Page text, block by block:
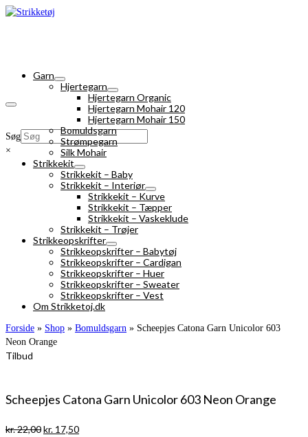
Søg
×
Garn
Hjertegarn
Hjertegarn Organic
Hjertegarn Mohair 120
Hjertegarn Mohair 150
Bomuldsgarn
Strømpegarn
Silk Mohair
Strikkekit
Strikkekit – Baby
Strikkekit – Interiør
Strikkekit – Kurve
Strikkekit – Tæpper
Strikkekit – Vaskeklude
Strikkekit – Trøjer
Strikkeopskrifter
Strikkeopskrifter – Babytøj
Strikkeopskrifter – Cardigan
Strikkeopskrifter – Huer
Strikkeopskrifter – Sweater
Strikkeopskrifter – Vest
Om Strikketoj.dk
Forside » Shop » Bomuldsgarn » Scheepjes Catona Garn Unicolor 603
Neon Orange
Tilbud
Scheepjes Catona Garn Unicolor 603 Neon Orange
kr.22,00Den
kr. 17,50Den